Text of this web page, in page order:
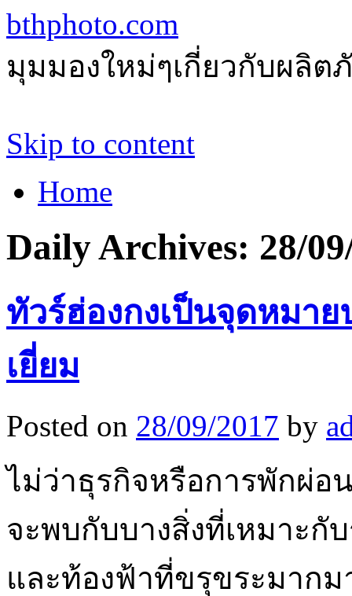
bthphoto.com
มุมมองใหม่ๆเกี่ยวกับผลิ
Skip to content
Home
Daily Archives: 28/
ทัวร์ฮ่องกงเป็นจุดหมา
เยี่ยม
Posted on 28/09/2017 by
ไม่ว่าธุรกิจหรือการพักผ่
จะพบกับบางสิ่งที่เหมาะ
และท้องฟ้าที่ขรุขระมาก